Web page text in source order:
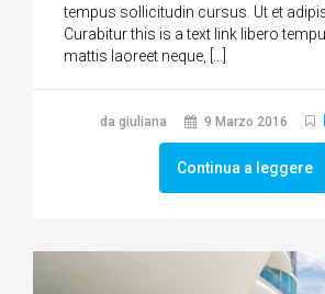
tempus sollicitudin cursus. Ut et
Curabitur this is a text link libero
mattis laoreet neque, […]
da giuliana 9 Marzo 2016
Continua a leggere